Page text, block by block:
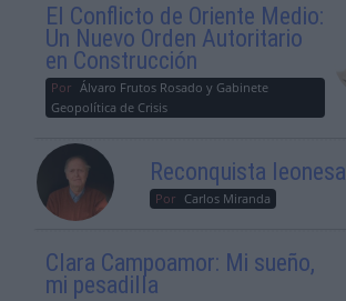
El Conflicto de Oriente Medio:
Un Nuevo Orden Autoritario
en Construcción
Por Álvaro Frutos Rosado y Gabinete
Geopolítica de Crisis
Reconquista leonesa
Por Carlos Miranda
Clara Campoamor: Mi sueño,
mi pesadilla